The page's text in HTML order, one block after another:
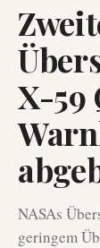
X-59
NASAs
geringem